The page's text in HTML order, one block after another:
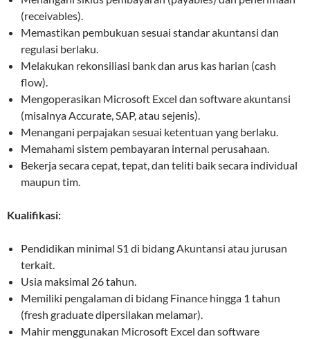
(receivables).
Memastikan pembukuan sesuai standar akuntansi dan
regulasi berlaku.
Melakukan rekonsiliasi bank dan arus kas harian (cash
flow).
Mengoperasikan Microsoft Excel dan software akuntansi
(misalnya Accurate, SAP, atau sejenis).
Menangani perpajakan sesuai ketentuan yang berlaku.
Memahami sistem pembayaran internal perusahaan.
Bekerja secara cepat, tepat, dan teliti baik secara individual
maupun tim.
Kualifikasi:
Pendidikan minimal S1 di bidang Akuntansi atau jurusan
terkait.
Usia maksimal 26 tahun.
Memiliki pengalaman di bidang Finance hingga 1 tahun
(fresh graduate dipersilakan melamar).
Mahir menggunakan Microsoft Excel dan software